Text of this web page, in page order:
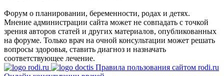
Форум о планировании, беременности, родах и детях.
Мнение администрации сайта может не совпадать с точкой
зрения авторов статей и других материалов, опубликованных
на форуме. Только врач на очной консультации может решать
вопросы здоровья, ставить диагноз и назначать
соответствующее лечение.
Правила пользования сайтом rodi.ru